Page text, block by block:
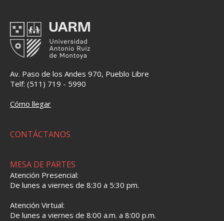
Av. Paso de los Andes 970, Pueblo Libre
Telf: (511) 719 - 5990
Cómo llegar
CONTÁCTANOS
MESA DE PARTES
Atención Presencial:
De lunes a viernes de 8:30 a 5:30 pm.
Atención Virtual:
De lunes a viernes de 8:00 a.m. a 8:00 p.m.